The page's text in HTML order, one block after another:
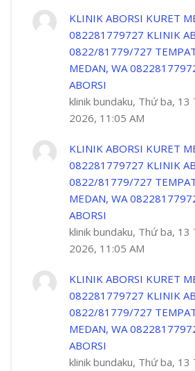
KLINIK ABORSI KURET
082281779727 KLINIK
0822/81779/727
MEDAN, WA
ABORSI
klinik bundaku, Thứ ba,
2026, 11:05 AM
KLINIK ABORSI KURET
082281779727 KLINIK
0822/81779/727
MEDAN, WA
ABORSI
klinik bundaku, Thứ ba,
2026, 11:05 AM
KLINIK ABORSI KURET
082281779727 KLINIK
0822/81779/727
MEDAN, WA
ABORSI
klinik bundaku, Thứ ba,